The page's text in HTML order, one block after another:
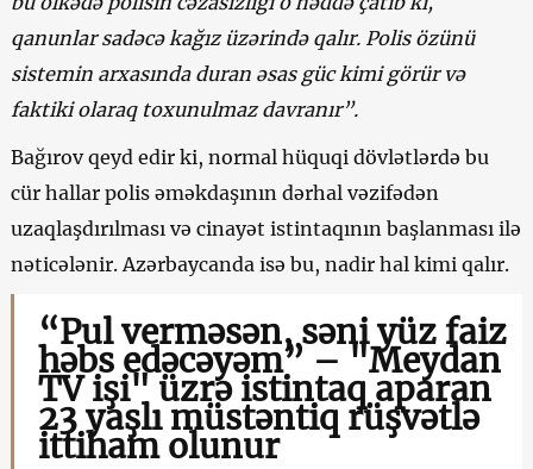
qanunlar sadəcə kağız üzərində qalır. Polis özünü
sistemin arxasında duran əsas güc kimi görür və
faktiki olaraq toxunulmaz davranır”.
Bağırov qeyd edir ki, normal hüquqi dövlətlərdə bu
cür hallar polis əməkdaşının dərhal vəzifədən
uzaqlaşdırılması və cinayət istintaqının başlanması ilə
nəticələnir. Azərbaycanda isə bu, nadir hal kimi qalır.
“Pul verməsən, səni yüz faiz
həbs edəcəyəm” – "Meydan
TV işi" üzrə istintaq aparan
23 yaşlı müstəntiq rüşvətlə
ittiham olunur